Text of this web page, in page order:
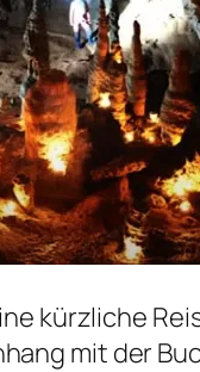
kürzliche
mit der